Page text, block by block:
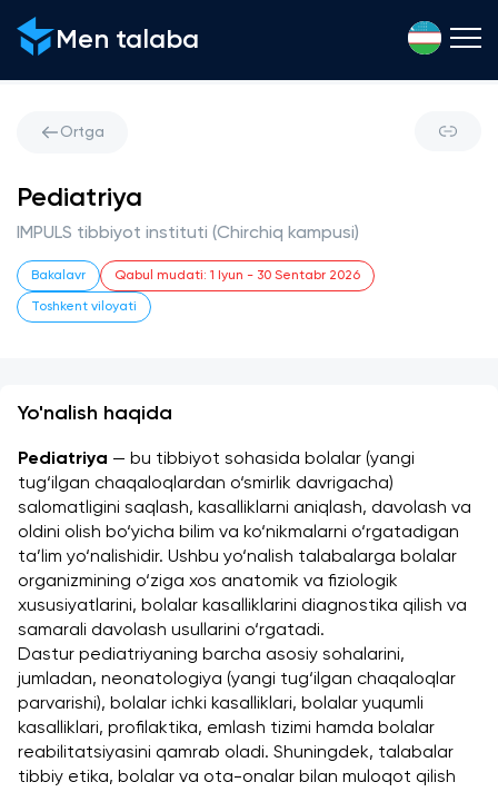
Men talaba
Ortga
Pediatriya
IMPULS tibbiyot instituti (Chirchiq kampusi)
Bakalavr Qabul mudati: 1 Iyun - 30 Sentabr 2026
Toshkent viloyati
Yo'nalish haqida
Pediatriya — bu tibbiyot sohasida bolalar (yangi
tug‘ilgan chaqaloqlardan o‘smirlik davrigacha)
salomatligini saqlash, kasalliklarni aniqlash, davolash va
oldini olish bo‘yicha bilim va ko‘nikmalarni o‘rgatadigan
ta’lim yo‘nalishidir. Ushbu yo‘nalish talabalarga bolalar
organizmining o‘ziga xos anatomik va fiziologik
xususiyatlarini, bolalar kasalliklarini diagnostika qilish va
samarali davolash usullarini o‘rgatadi.
Dastur pediatriyaning barcha asosiy sohalarini,
jumladan, neonatologiya (yangi tug‘ilgan chaqaloqlar
parvarishi), bolalar ichki kasalliklari, bolalar yuqumli
kasalliklari, profilaktika, emlash tizimi hamda bolalar
reabilitatsiyasini qamrab oladi. Shuningdek, talabalar
tibbiy etika, bolalar va ota-onalar bilan muloqot qilish